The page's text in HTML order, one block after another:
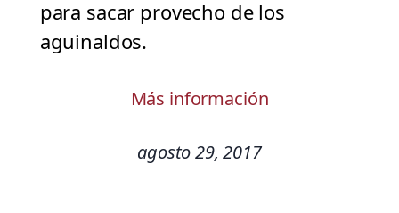
para sacar provecho de los
aguinaldos.
Más información
agosto 29, 2017